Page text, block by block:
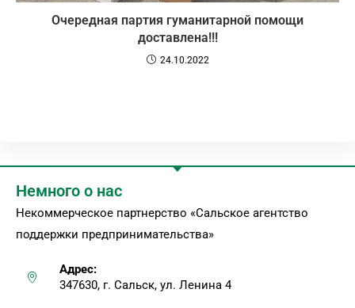
Очередная партия гуманитарной помощи
доставлена!!!
24.10.2022
Немного о нас
Некоммерческое партнерство «Сальское агентство
поддержки предпринимательства»
Адрес:
347630, г. Сальск, ул. Ленина 4